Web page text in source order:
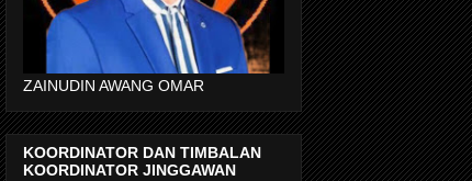
ZAINUDIN AWANG OMAR
KOORDINATOR DAN TIMBALAN
KOORDINATOR JINGGAWAN